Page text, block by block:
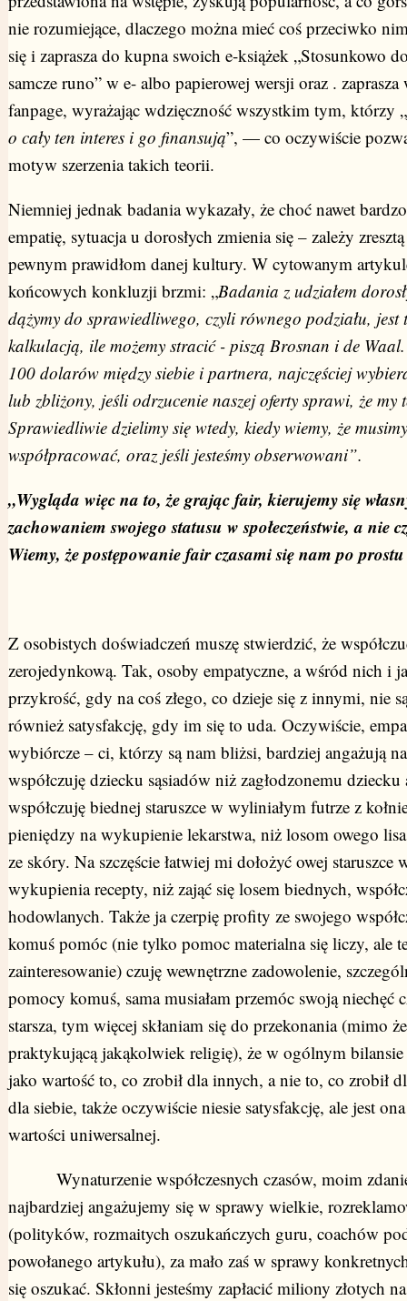
nie rozumiejące, dlaczego można mieć coś przeciwko
się i zaprasza do kupna swoich e-książek „Stosunkowo
samcze runo” w e- albo papierowej wersji oraz .
fanpage, wyrażając wdzięczność wszystkim tym, którzy „
o cały ten interes i go finansują”, — co oczywiście
motyw szerzenia takich teorii.
Niemniej jednak badania wykazały, że choć nawet
empatię, sytuacja u dorosłych zmienia się – zależy
pewnym prawidłom danej kultury. W cytowanym
końcowych konkluzji brzmi: „Badania z udziałem
dążymy do sprawiedliwego, czyli równego podziału, jest
kalkulacją, ile możemy stracić - piszą Brosnan i de
100 dolarów między siebie i partnera, najczęściej
lub zbliżony, jeśli odrzucenie naszej oferty sprawi, że my
Sprawiedliwie dzielimy się wtedy, kiedy wiemy, że
współpracować, oraz jeśli jesteśmy obserwowani”.
„Wygląda więc na to, że grając fair, kierujemy się
zachowaniem swojego statusu w społeczeństwie, a nie
Wiemy, że postępowanie fair czasami się nam po prostu
Z osobistych doświadczeń muszę stwierdzić, że
zerojedynkową. Tak, osoby empatyczne, a wśród nich i
przykrość, gdy na coś złego, co dzieje się z innymi, nie
również satysfakcję, gdy im się to uda. Oczywiście,
wybiórcze – ci, którzy są nam bliżsi, bardziej angażują
współczuję dziecku sąsiadów niż zagłodzonemu
współczuję biednej staruszce w wyliniałym futrze z
pieniędzy na wykupienie lekarstwa, niż losom owego
ze skóry. Na szczęście łatwiej mi dołożyć owej staruszce
wykupienia recepty, niż zająć się losem biednych,
hodowlanych. Także ja czerpię profity ze swojego
komuś pomóc (nie tylko pomoc materialna się liczy, ale
zainteresowanie) czuję wewnętrzne zadowolenie,
pomocy komuś, sama musiałam przemóc swoją niechęć
starsza, tym więcej skłaniam się do przekonania (mimo
praktykującą jakąkolwiek religię), że w ogólnym bilansie
jako wartość to, co zrobił dla innych, a nie to, co zrobił
dla siebie, także oczywiście niesie satysfakcję, ale jest
wartości uniwersalnej.
Wynaturzenie współczesnych czasów, moim
najbardziej angażujemy się w sprawy wielkie,
(polityków, rozmaitych oszukańczych guru, coachów
powołanego artykułu), za mało zaś w sprawy
się oszukać. Skłonni jesteśmy zapłacić miliony złotych